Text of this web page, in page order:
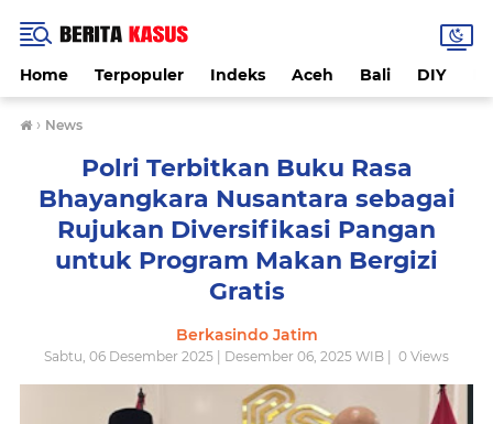
Home Terpopuler Indeks Aceh Bali DIY
› News
Polri Terbitkan Buku Rasa
Bhayangkara Nusantara sebagai
Rujukan Diversifikasi Pangan
untuk Program Makan Bergizi
Gratis
Berkasindo Jatim
Sabtu, 06 Desember 2025 | Desember 06, 2025 WIB | 0 Views